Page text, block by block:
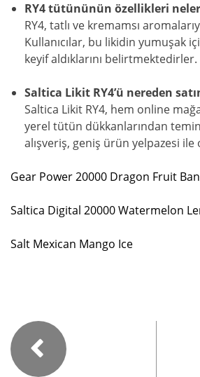
RY4 tütününün özellikleri
RY4, tatlı ve kremamsı
Kullanıcılar, bu likidin yumuşak
keyif aldıklarını belirtmektedirler.
Saltica Likit RY4’ü nereden
Saltica Likit RY4, hem online
yerel tütün dükkanlarından
alışveriş, geniş ürün yelpazesi
Gear Power 20000 Dragon Fruit
Saltica Digital 20000 Watermelon
Salt Mexican Mango Ice